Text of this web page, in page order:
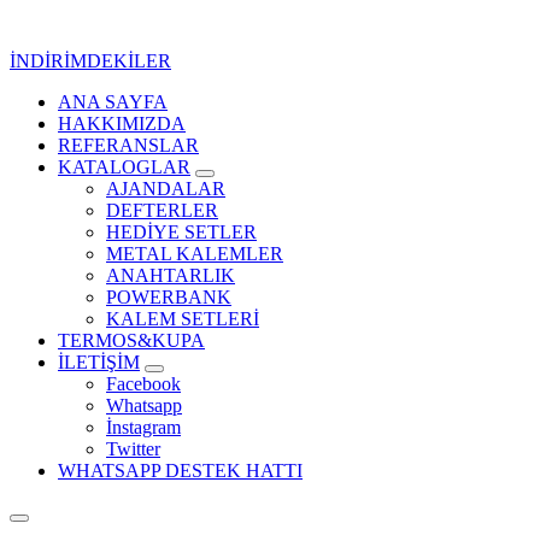
İNDİRİMDEKİLER
Kurumsal Promosyon-Hediyelik
ANA SAYFA
HAKKIMIZDA
REFERANSLAR
KATALOGLAR
AJANDALAR
DEFTERLER
HEDİYE SETLER
METAL KALEMLER
ANAHTARLIK
POWERBANK
KALEM SETLERİ
TERMOS&KUPA
İLETİŞİM
Facebook
Whatsapp
İnstagram
Twitter
WHATSAPP DESTEK HATTI